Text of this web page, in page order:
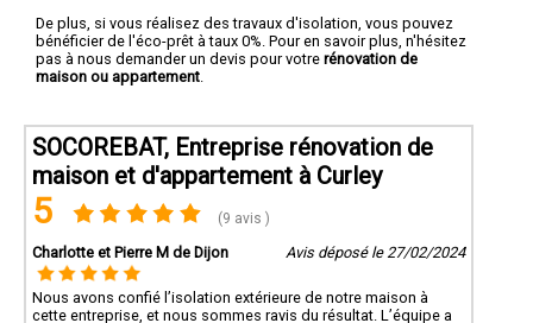
De plus, si vous réalisez des travaux d'isolation, vous pouvez
bénéficier de l'éco-prêt à taux 0%. Pour en savoir plus, n'hésitez
pas à nous demander un devis pour votre rénovation de
maison ou appartement
SOCOREBAT, Entreprise rénovation de
maison et d'appartement à Curley
5 (9 avis )
Charlotte et Pierre M de Dijon Avis déposé le 27/02/2024
Nous avons confié l’isolation extérieure de notre maison à
cette entreprise, et nous sommes ravis du résultat. L’équipe a